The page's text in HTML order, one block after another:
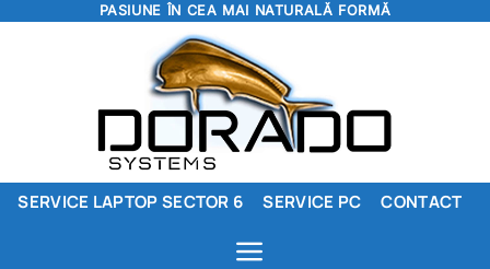
PASIUNE ÎN CEA MAI NATURALĂ FORMĂ
SERVICE LAPTOP SECTOR 6 SERVICE PC CONTACT